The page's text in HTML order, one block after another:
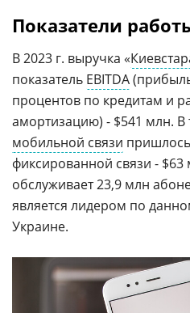
Показатели
В 2023 г. выручка «
показатель EBITDA
процентов по кредитам и
амортизацию) - $541 млн. В
мобильной связи
фиксированной связи -
обслуживает 23,9 млн
является лидером по
Украине.